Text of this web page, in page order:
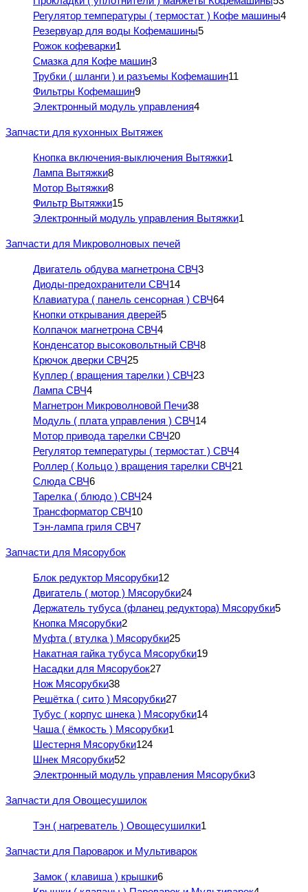
Регулятор температуры ( термостат ) Кофе машины4
Резервуар для воды Кофемашины5
Рожок кофеварки1
Смазка для Кофе машин3
Трубки ( шланги ) и разъемы Кофемашин11
Фильтры Кофемашин9
Электронный модуль управления4
Запчасти для кухонных Вытяжек
Кнопка включения-выключения Вытяжки1
Лампа Вытяжки8
Мотор Вытяжки8
Фильтр Вытяжки15
Электронный модуль управления Вытяжки1
Запчасти для Микроволновых печей
Двигатель обдува магнетрона СВЧ3
Диоды-предохранители СВЧ14
Клавиатура ( панель сенсорная ) СВЧ64
Кнопки открывания дверей5
Колпачок магнетрона СВЧ4
Конденсатор высоковольтный СВЧ8
Крючок дверки СВЧ25
Куплер ( вращения тарелки ) СВЧ23
Лампа СВЧ4
Магнетрон Микроволновой Печи38
Модуль ( плата управления ) СВЧ14
Мотор привода тарелки СВЧ20
Регулятор температуры ( термостат ) СВЧ4
Роллер ( Кольцо ) вращения тарелки СВЧ21
Слюда СВЧ6
Тарелка ( блюдо ) СВЧ24
Трансформатор СВЧ10
Тэн-лампа гриля СВЧ7
Запчасти для Мясорубок
Блок редуктор Мясорубки12
Двигатель ( мотор ) Мясорубки24
Держатель тубуса (фланец редуктора) Мясорубки5
Кнопка Мясорубки2
Муфта ( втулка ) Мясорубки25
Накатная гайка тубуса Мясорубки19
Насадки для Мясорубок27
Нож Мясорубки38
Решётка ( сито ) Мясорубки27
Тубус ( корпус шнека ) Мясорубки14
Чаша ( ёмкость ) Мясорубки1
Шестерня Мясорубки124
Шнек Мясорубки52
Электронный модуль управления Мясорубки3
Запчасти для Овощесушилок
Тэн ( нагреватель ) Овощесушилки1
Запчасти для Пароварок и Мультиварок
Замок ( клавиша ) крышки6